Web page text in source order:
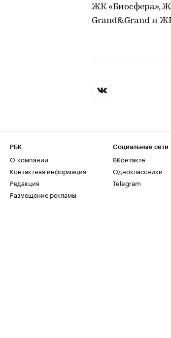
ЖК «Биосфера»,
Grand&Grand и
РБК
О компании
Контактная информация
Редакция
Размещение рекламы
Социальные сети
ВКонтакте
Одноклассники
Telegram